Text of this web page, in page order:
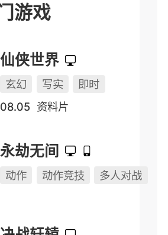
游戏
仙侠世界
玄幻 写实
即时
08.05 资料片
永劫无间
动作 动作竞技 多人对战